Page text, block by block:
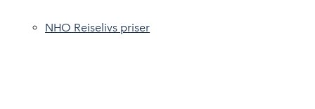
NHO Reiselivs priser